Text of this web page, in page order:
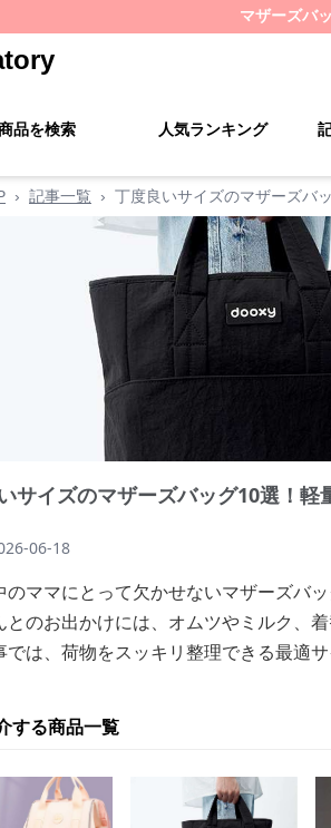
マザーズバ
品を検索 人気ランキング
› 記事一覧 › 丁度良いサイズのマザーズバ
サイズのマザーズバッグ10選！
06-18
のママにとって欠かせないマザーズバッ
とのお出かけには、オムツやミルク、
では、荷物をスッキリ整理できる最適
する商品一覧